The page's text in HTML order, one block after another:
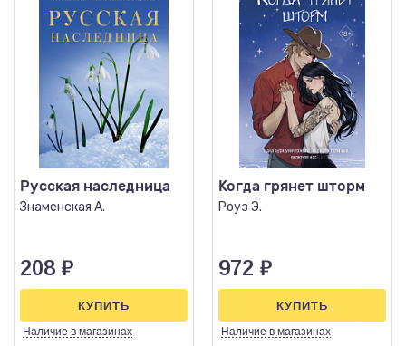
Русская наследница
Знаменская А.
208 ₽
Наличие в магазинах
КУПИТЬ
Когда грянет шторм
Роуз Э.
972 ₽
Наличие в магазинах
КУПИТЬ